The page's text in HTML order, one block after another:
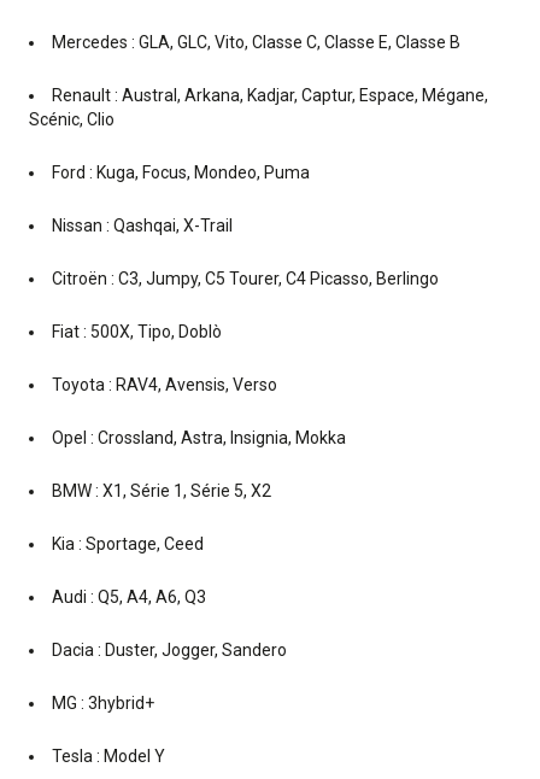
Mercedes : GLA, GLC, Vito, Classe C, Classe E, Classe B
Renault : Austral, Arkana, Kadjar, Captur, Espace, Mégane,
Scénic, Clio
Ford : Kuga, Focus, Mondeo, Puma
Nissan : Qashqai, X-Trail
Citroën : C3, Jumpy, C5 Tourer, C4 Picasso, Berlingo
Fiat : 500X, Tipo, Doblò
Toyota : RAV4, Avensis, Verso
Opel : Crossland, Astra, Insignia, Mokka
BMW : X1, Série 1, Série 5, X2
Kia : Sportage, Ceed
Audi : Q5, A4, A6, Q3
Dacia : Duster, Jogger, Sandero
MG : 3hybrid+
Tesla : Model Y